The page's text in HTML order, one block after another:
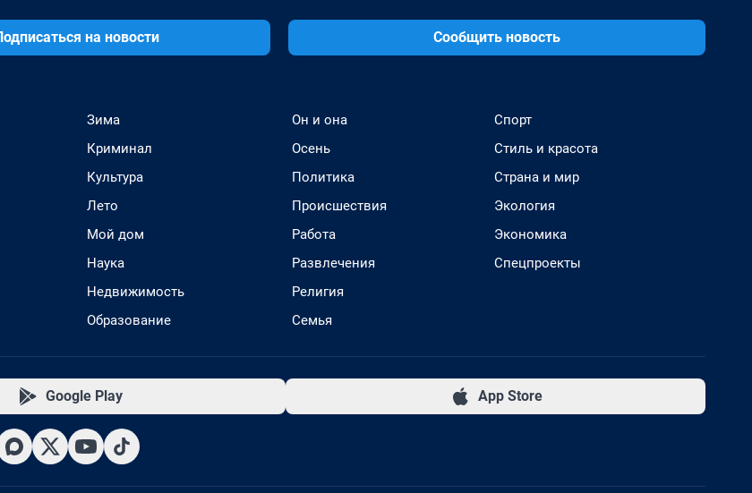
на новости Сообщить новость
Зима
Криминал
Культура
Лето
Мой дом
Наука
Недвижимость
Образование
Он и она
Осень
Политика
Происшествия
Работа
Развлечения
Религия
Семья
Спорт
Стиль и красота
Страна и мир
Экология
Экономика
Спецпроекты
Google Play App Store